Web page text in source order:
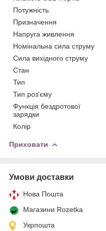
Потужність
Призначення
Напруга живлення
Номінальна сила струму
Сила вихідного струму
Стан
Тип
Тип роз'єму
Функція бездротової
зарядки
Колір
Приховати
Умови доставки
Нова Пошта
Магазини Rozetka
Укрпошта